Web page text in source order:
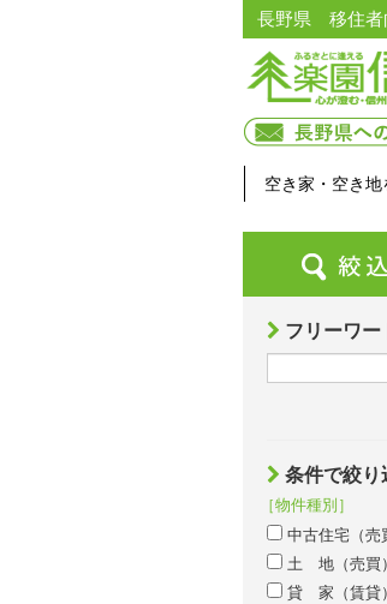
長野県 移住者
空き家・空き地
フリーワー
条件で絞り
［物件種別］
中古住宅（売
土 地（売買）
貸 家（賃貸）